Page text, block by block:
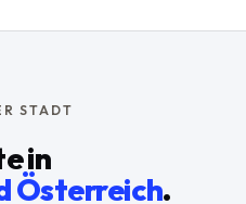
STADT
in
Österreich.